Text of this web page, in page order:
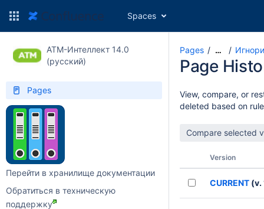
Spaces
АТМ-Интеллект 14.0
(русский)
Pages
Перейти в хранилище документации
Обратиться в техническую
поддержку
Pages …
Page
View, compare, or
deleted based on
Version
CURRENT (v.